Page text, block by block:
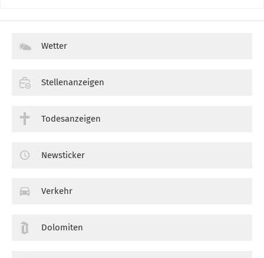
Wetter
Stellenanzeigen
Todesanzeigen
Newsticker
Verkehr
Dolomiten